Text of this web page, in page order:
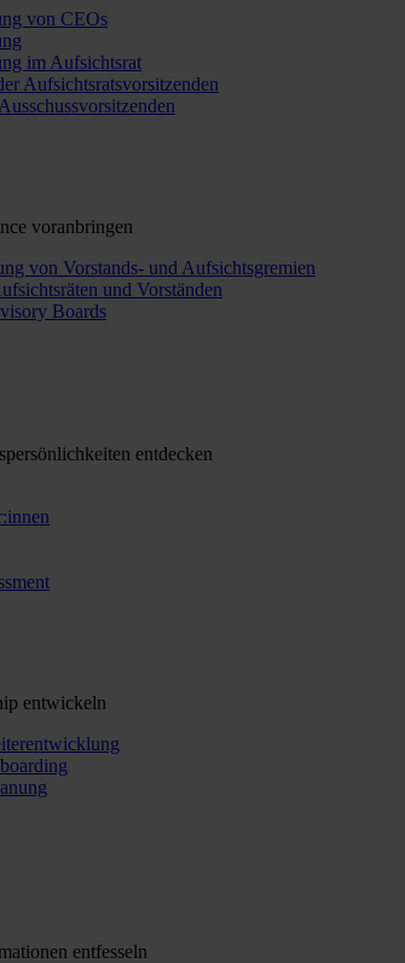
von CEOs
im Aufsichtsrat
Aufsichtsratsvorsitzenden
voranbringen
von Vorstands- und Aufsichtsgremien
und Vorständen
Boards
entdecken
entwickeln
entfesseln